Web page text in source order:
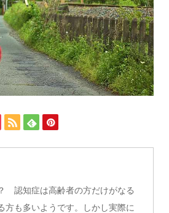
認知症は高齢者の方だけがなる
方も多いようです。しかし実際に